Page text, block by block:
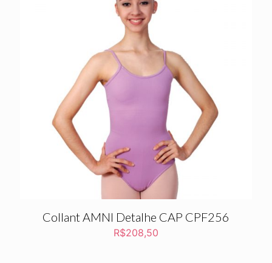
Collant AMNI Detalhe CAP CPF256
R$208,50